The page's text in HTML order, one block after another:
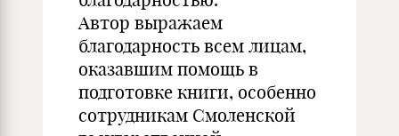
Автор выражаем
благодарность всем лицам,
оказавшим помощь в
подготовке книги, особенно
сотрудникам Смоленской